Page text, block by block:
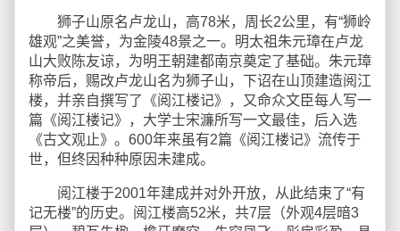
狮子山原名卢龙山，高78米，周长2公里，有“狮岭
雄观”之美誉，为金陵48景之一。明太祖朱元璋在卢龙
山大败陈友谅，为明王朝建都南京奠定了基础。朱元璋
称帝后，赐改卢龙山名为狮子山，下诏在山顶建造阅江
楼，并亲自撰写了《阅江楼记》，又命众文臣每人写一
篇《阅江楼记》，大学士宋濂所写一文最佳，后入选
《古文观止》。600年来虽有2篇《阅江楼记》流传于
世，但终因种种原因未建成。
阅江楼于2001年建成并对外开放，从此结束了“有
记无楼”的历史。阅江楼高52米，共7层（外观4层暗3